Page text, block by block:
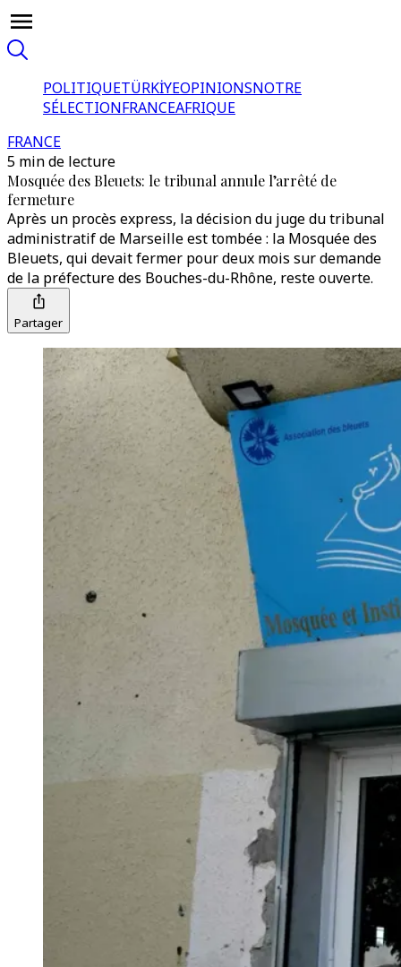
POLITIQUETÜRKİYEOPINIONSNOTRE
SÉLECTIONFRANCEAFRIQUE
FRANCE
5 min de lecture
Mosquée des Bleuets: le tribunal annule l’arrêté de
fermeture
Après un procès express, la décision du juge du tribunal
administratif de Marseille est tombée : la Mosquée des
Bleuets, qui devait fermer pour deux mois sur demande
de la préfecture des Bouches-du-Rhône, reste ouverte.
Partager